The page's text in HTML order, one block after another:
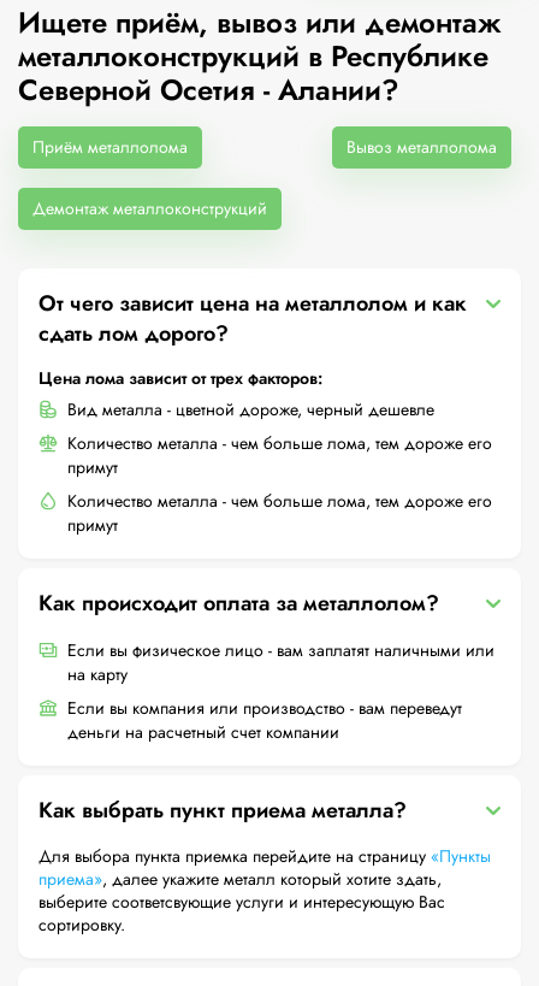
Ищете приём, вывоз или демонтаж
металлоконструкций в Республике
Северной Осетия - Алании?
Приём металлолома Вывоз металлолома
Демонтаж металлоконструкций
От чего зависит цена на металлолом и как
сдать лом дорого?
Цена лома зависит от трех факторов:
Вид металла - цветной дороже, черный дешевле
Количество металла - чем больше лома, тем дороже его
примут
Количество металла - чем больше лома, тем дороже его
примут
Как происходит оплата за металлолом?
Если вы физическое лицо - вам заплатят наличными или
на карту
Если вы компания или производство - вам переведут
деньги на расчетный счет компании
Как выбрать пункт приема металла?
Для выбора пункта приемка перейдите на страницу «Пункты
приема», далее укажите металл который хотите здать,
выберите соответсвующие услуги и интересующую Вас
сортировку.